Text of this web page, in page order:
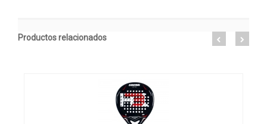
Productos relacionados